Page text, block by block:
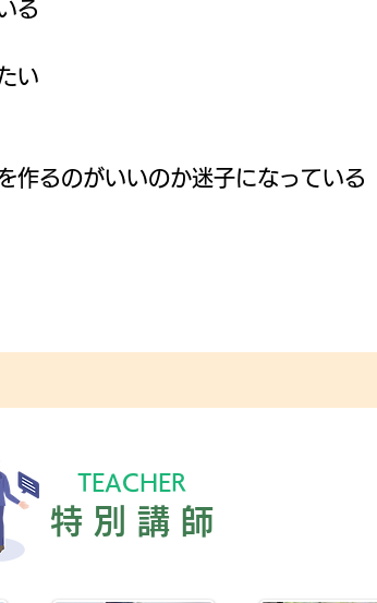
る
い
作るのがいいのか迷子になっている
TEACHER
​特 別 講 師